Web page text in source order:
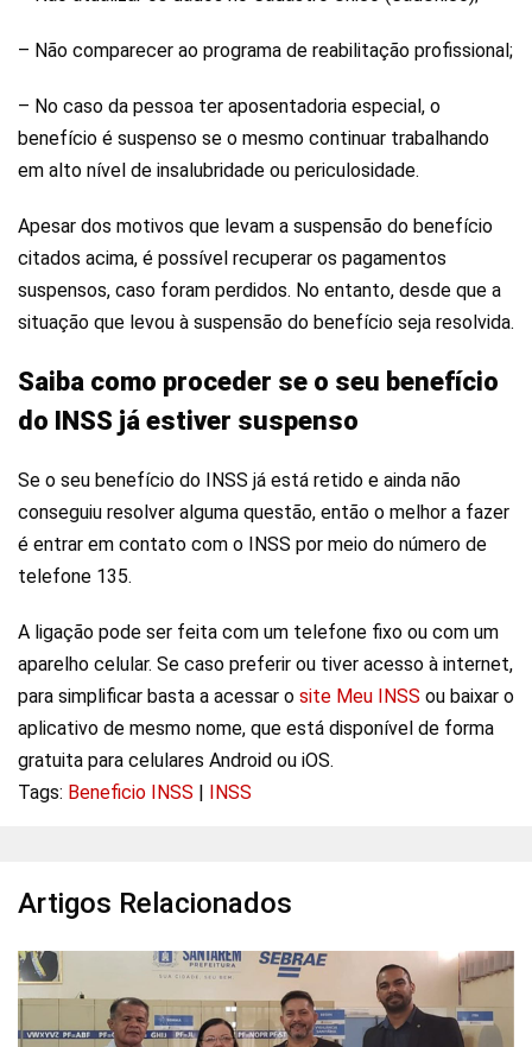
– Não comparecer ao programa de reabilitação profissional;
– No caso da pessoa ter aposentadoria especial, o
benefício é suspenso se o mesmo continuar trabalhando
em alto nível de insalubridade ou periculosidade.
Apesar dos motivos que levam a suspensão do benefício
citados acima, é possível recuperar os pagamentos
suspensos, caso foram perdidos. No entanto, desde que a
situação que levou à suspensão do benefício seja resolvida.
Saiba como proceder se o seu benefício
do INSS já estiver suspenso
Se o seu benefício do INSS já está retido e ainda não
conseguiu resolver alguma questão, então o melhor a fazer
é entrar em contato com o INSS por meio do número de
telefone 135.
A ligação pode ser feita com um telefone fixo ou com um
aparelho celular. Se caso preferir ou tiver acesso à internet,
para simplificar basta a acessar o site Meu INSS ou baixar o
aplicativo de mesmo nome, que está disponível de forma
gratuita para celulares Android ou iOS.
Tags: Beneficio INSS INSS
Artigos Relacionados